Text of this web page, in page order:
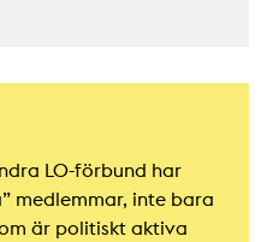
LO-förbund har
medlemmar, inte bara
är politiskt aktiva